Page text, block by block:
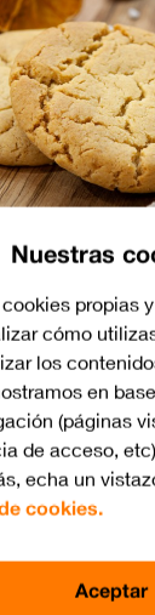
te ahorra
tan fácil como
y quieres
un cambio de
Enviar mensaje
que hacer?
653 85 00
es
de Orange
que entres te
de usode nuestro
Enviar mensaje por
Nuestras
propias
cómo
los
en
(páginas
de acceso,
echa un
cookies.
Aceptar